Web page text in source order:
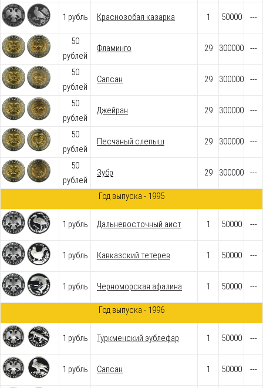
1 рубль Краснозобая казарка 1 50000 ---
50
рублей
Фламинго 29 300000 ---
50
рублей
Сапсан 29 300000 ---
50
рублей
Джейран 29 300000 ---
50
рублей
Песчаный слепыш 29 300000 ---
50
рублей
Зубр 29 300000 ---
Год выпуска - 1995
1 рубль Дальневосточный аист 1 50000 ---
1 рубль Кавказский тетерев 1 50000 ---
1 рубль Черноморская афалина 1 50000 ---
Год выпуска - 1996
1 рубль Туркменский эублефар 1 50000 ---
1 рубль Сапсан 1 50000 ---